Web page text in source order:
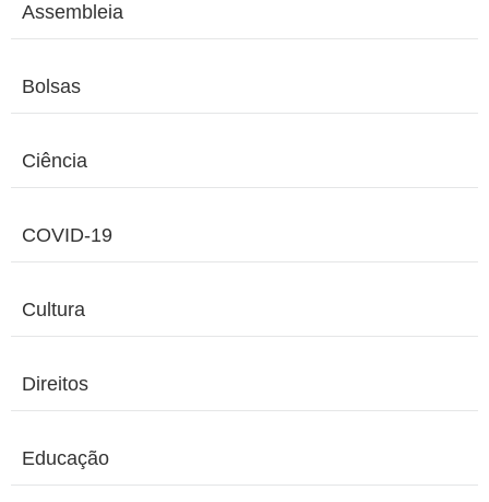
Assembleia
Bolsas
Ciência
COVID-19
Cultura
Direitos
Educação